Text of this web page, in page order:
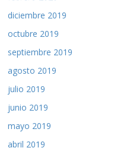
diciembre 2019
octubre 2019
septiembre 2019
agosto 2019
julio 2019
junio 2019
mayo 2019
abril 2019